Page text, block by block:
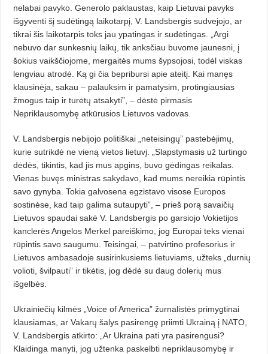
nelabai pavyko. Generolo paklaustas, kaip Lietuvai pavyks
išgyventi šį sudėtingą laikotarpį, V. Landsbergis sudvejojo, ar
tikrai šis laikotarpis toks jau ypatingas ir sudėtingas. „Argi
nebuvo dar sunkesnių laikų, tik anksčiau buvome jaunesni, į
šokius vaikščiojome, mergaitės mums šypsojosi, todėl viskas
lengviau atrodė. Ką gi čia bepribursi apie ateitį. Kai manęs
klausinėja, sakau – palauksim ir pamatysim, protingiausias
žmogus taip ir turėtų atsakyti”, – dėstė pirmasis
Nepriklausomybę atkūrusios Lietuvos vadovas.
V. Landsbergis nebijojo politiškai „neteisingų” pastebėjimų,
kurie sutrikdė ne vieną vietos lietuvį. „Slapstymasis už turtingo
dėdės, tikintis, kad jis mus apgins, buvo gėdingas reikalas.
Vienas buvęs ministras sakydavo, kad mums nereikia rūpintis
savo gynyba. Tokia galvosena egzistavo visose Europos
sostinėse, kad taip galima sutaupyti”, – prieš porą savaičių
Lietuvos spaudai sakė V. Landsbergis po garsiojo Vokietijos
kanclerės Angelos Merkel pareiškimo, jog Europai teks vienai
rūpintis savo saugumu. Teisingai, – patvirtino profesorius ir
Lietuvos ambasadoje susirinkusiems lietuviams, užteks „durnių
volioti, švilpauti” ir tikėtis, jog dėdė su daug dolerių mus
išgelbės.
Ukrainiečių kilmės „Voice of America” žurnalistės primygtinai
klausiamas, ar Vakarų šalys pasirengę priimti Ukrainą į NATO,
V. Landsbergis atkirto: „Ar Ukraina pati yra pasirengusi?
Klaidinga manyti, jog užtenka paskelbti nepriklausomy­bę ir